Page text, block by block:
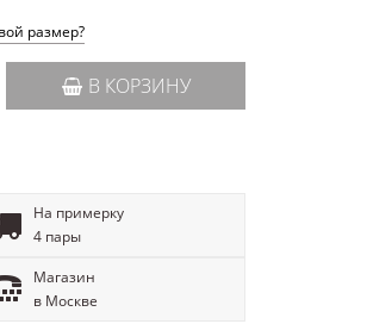
размер?
В КОРЗИНУ
На примерку
4 пары
Магазин
в Москве